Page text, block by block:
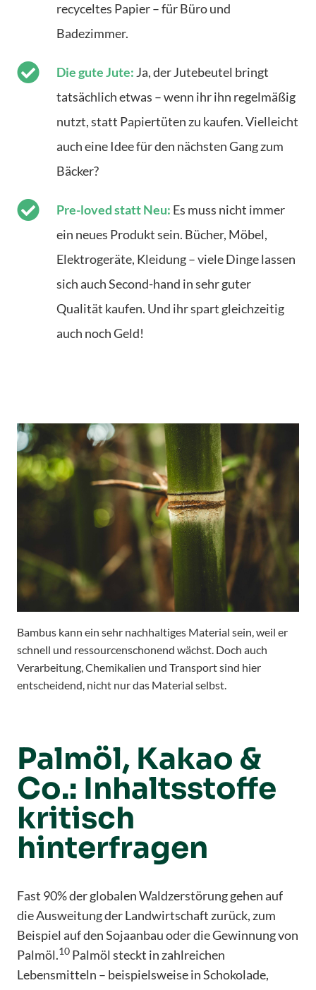
recyceltes Papier – für Büro und
Badezimmer.
Die gute Jute: Ja, der Jutebeutel bringt
tatsächlich etwas – wenn ihr ihn regelmäßig
nutzt, statt Papiertüten zu kaufen. Vielleicht
auch eine Idee für den nächsten Gang zum
Bäcker?
Pre-loved statt Neu: Es muss nicht immer
ein neues Produkt sein. Bücher, Möbel,
Elektrogeräte, Kleidung – viele Dinge lassen
sich auch Second-hand in sehr guter
Qualität kaufen. Und ihr spart gleichzeitig
auch noch Geld!
Bambus kann ein sehr nachhaltiges Material sein, weil er
schnell und ressourcenschonend wächst. Doch auch
Verarbeitung, Chemikalien und Transport sind hier
entscheidend, nicht nur das Material selbst.
Palmöl, Kakao &
Co.: Inhaltsstoffe
kritisch
hinterfragen
Fast 90% der globalen Waldzerstörung gehen auf
die Ausweitung der Landwirtschaft zurück, zum
Beispiel auf den Sojaanbau oder die Gewinnung von
Palmöl.10 Palmöl steckt in zahlreichen
Lebensmitteln – beispielsweise in Schokolade,